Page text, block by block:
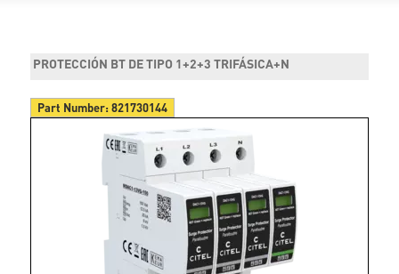
PROTECCIÓN BT DE TIPO 1+2+3 TRIFÁSICA+N
Part Number:821730144